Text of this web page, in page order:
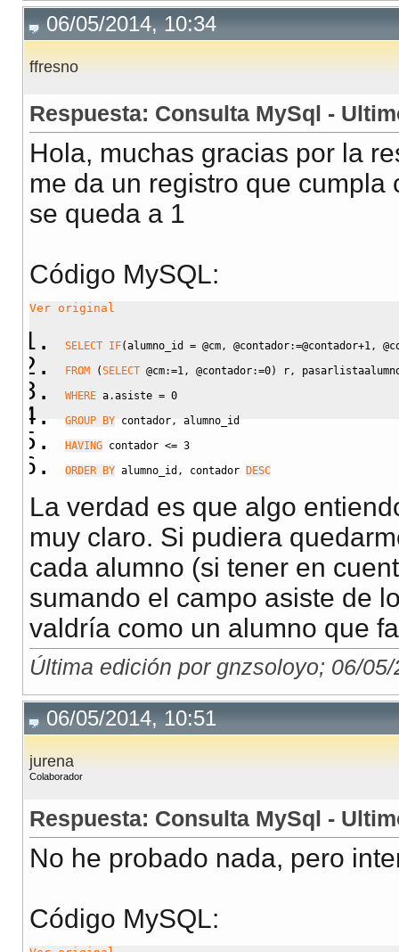
06/05/2014, 10:34
ffresno
Respuesta: Consulta MySql -
Hola, muchas gracias por la
me da un registro que
se queda a 1
Código MySQL:
Ver original
SELECT IF(alumno_id = @cm , @contador:=@contador+1 ,
FROM
(SELECT @cm:=1 , @contador:=0) r ,
WHERE a.asiste = 0
GROUP BY contador ,
alumno_id
HAVING contador <= 3
ORDER BY alumno_id , contador DESC
La verdad es que algo
muy claro. Si pudiera
cada alumno (si tener en
sumando el campo asiste de
valdría como un alumno que
Última edición por gnzsoloyo; 06/
06/05/2014, 10:51
jurena
Colaborador
Respuesta: Consulta MySql -
No he probado nada, pero
Código MySQL: